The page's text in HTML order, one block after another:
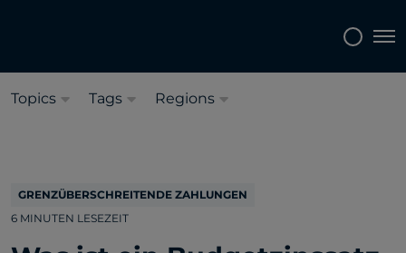
Topics Tags Regions
GRENZÜBERSCHREITENDE ZAHLUNGEN
6 MINUTEN LESEZEIT